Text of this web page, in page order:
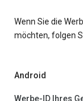
Wenn Sie die
möchten, folgen
Android
Werbe-ID Ihres